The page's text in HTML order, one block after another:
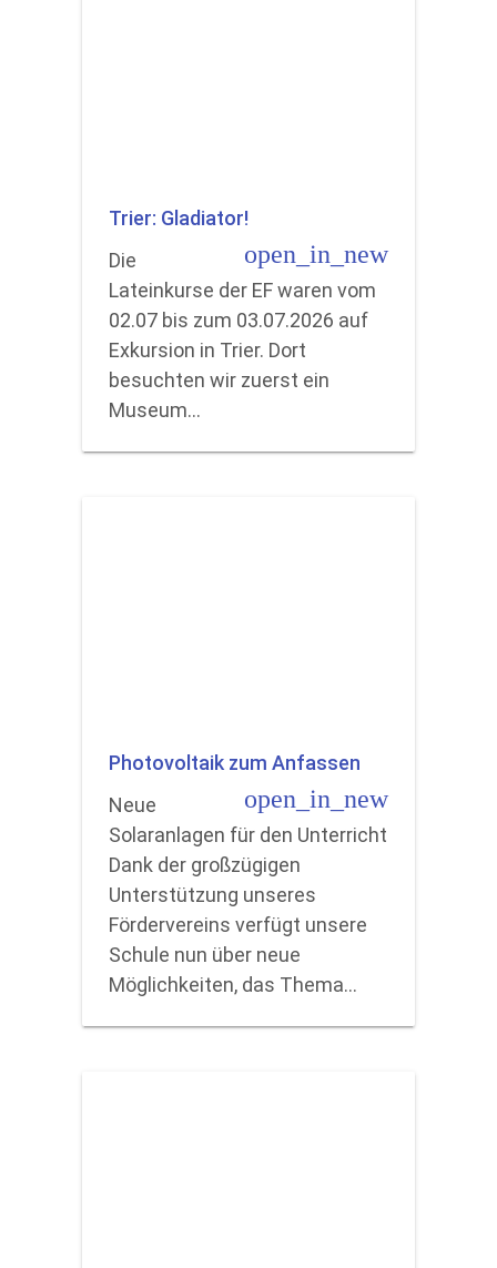
Trier: Gladiator!
open_in_new
Die
Lateinkurse der EF waren vom
02.07 bis zum 03.07.2026 auf
Exkursion in Trier. Dort
besuchten wir zuerst ein
Museum…
Photovoltaik zum Anfassen
open_in_new
Neue
Solaranlagen für den Unterricht
Dank der großzügigen
Unterstützung unseres
Fördervereins verfügt unsere
Schule nun über neue
Möglichkeiten, das Thema…